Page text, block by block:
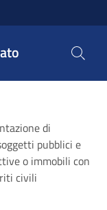
di
pubblici e
o immobili con
civili